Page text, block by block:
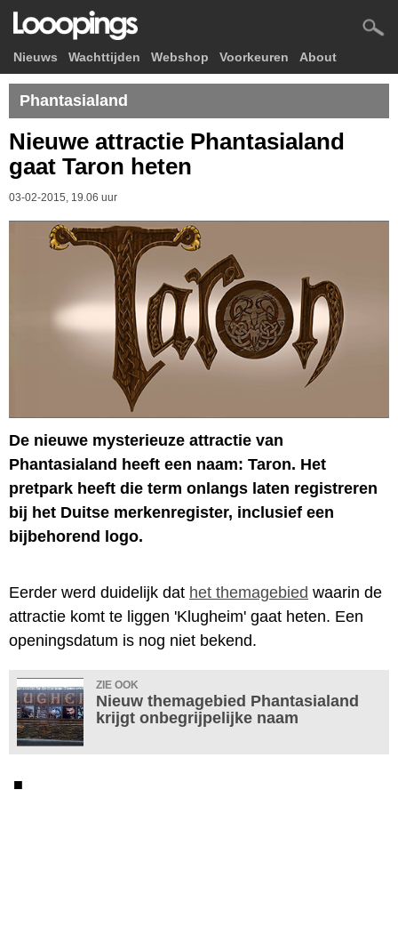
Nieuws Wachttijden Webshop Voorkeuren About
Phantasialand
Nieuwe attractie Phantasialand
gaat Taron heten
03-02-2015, 19.06 uur
De nieuwe mysterieuze attractie van
Phantasialand heeft een naam: Taron. Het
pretpark heeft die term onlangs laten registreren
bij het Duitse merkenregister, inclusief een
bijbehorend logo.
Eerder werd duidelijk dat het themagebied waarin de
attractie komt te liggen 'Klugheim' gaat heten. Een
openingsdatum is nog niet bekend.
ZIE OOK
Nieuw themagebied Phantasialand
krijgt onbegrijpelijke naam
■